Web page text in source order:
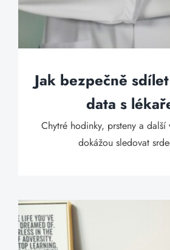
Jak bezpečně
data s
Chytré hodinky, prsteny a další
dokážou sledovat